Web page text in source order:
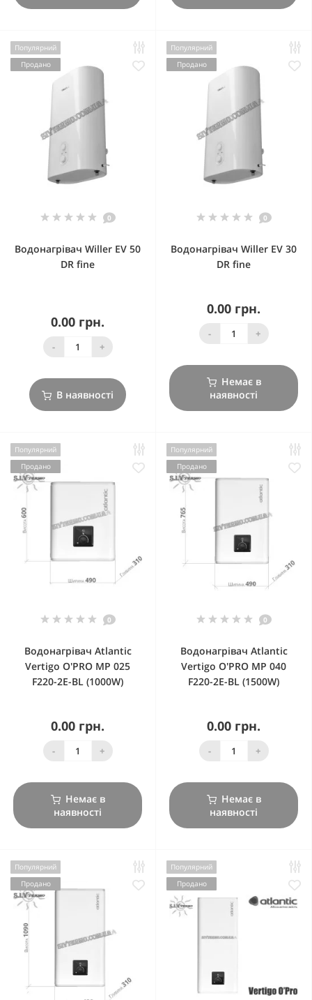
Популярний
Продано
0
Водонагрівач Willer EV 50
DR fine
0.00 грн.
- +
В наявності
Популярний
Продано
0
Водонагрівач Willer EV 30
DR fine
0.00 грн.
- +
Немає в
наявності
Популярний
Продано
0
Водонагрівач Atlantic
Vertigo O'PRO MP 025
F220-2E-BL (1000W)
0.00 грн.
- +
Немає в
наявності
Популярний
Продано
0
Водонагрівач Atlantic
Vertigo O'PRO MP 040
F220-2E-BL (1500W)
0.00 грн.
- +
Немає в
наявності
Популярний
Продано
Популярний
Продано